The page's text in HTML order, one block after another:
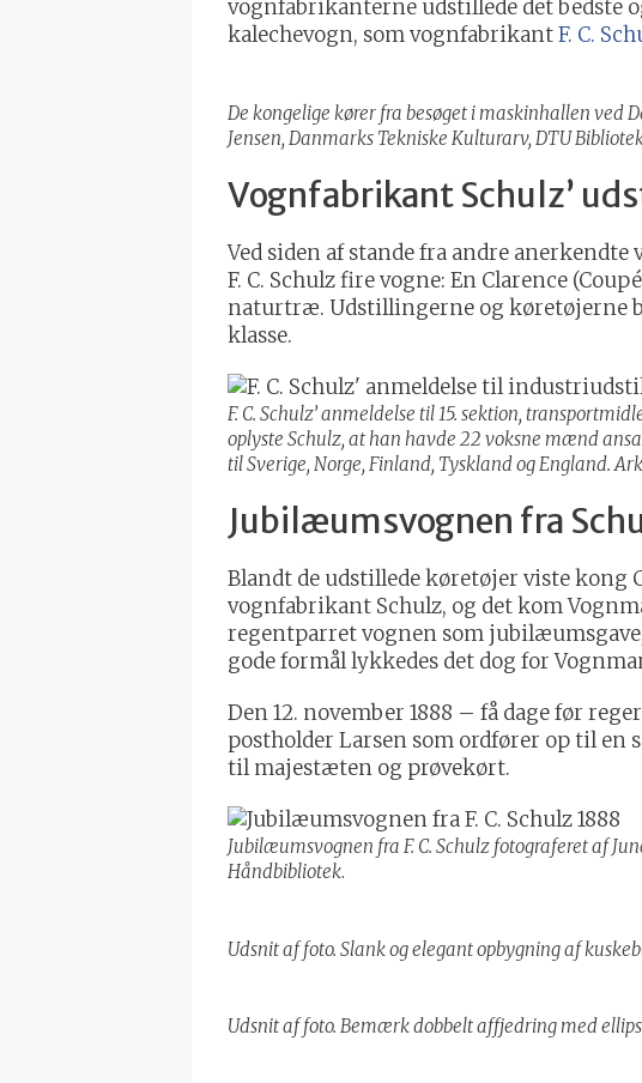
vognfabrikanterne udstillede det bedste
kalechevogn, som vognfabrikantF. C.
De kongelige kører fra besøget i maskinhallen ved
Jensen, Danmarks Tekniske Kulturarv, DTU
Vognfabrikant Schulz’
Ved siden af stande fra andre
F. C. Schulz fire vogne: En Clarence
naturtræ. Udstillingerne og køretøjerne
klasse.
F. C. Schulz’ anmeldelse til 15. sektion,
oplyste Schulz, at han havde 22 voksne mænd
til Sverige, Norge, Finland, Tyskland og England.
Jubilæumsvognen fra
Blandt de udstillede køretøjer viste kong
vognfabrikant Schulz, og det kom
regentparret vognen som
gode formål lykkedes det dog for
Den 12. november 1888 – få dage før
postholder Larsen som ordfører op til en
til majestæten og prøvekørt.
Jubilæumsvognen fra F. C. Schulz fotograferet af
Håndbibliotek.
Udsnit af foto. Slank og elegant opbygning af
Udsnit af foto. Bemærk dobbelt affjedring med